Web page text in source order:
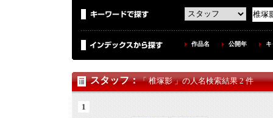
作品名 公開年
スタッフ：「 椎塚影 」の人名検索結果 2 件
1